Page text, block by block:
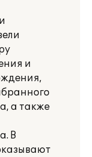
и
а также
В